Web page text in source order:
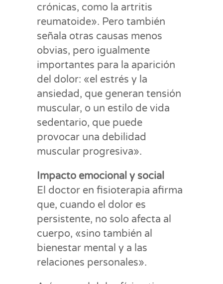
crónicas, como la artritis
reumatoide». Pero también
señala otras causas menos
obvias, pero igualmente
importantes para la aparición
del dolor: «el estrés y la
ansiedad, que generan tensión
muscular, o un estilo de vida
sedentario, que puede
provocar una debilidad
muscular progresiva».
Impacto emocional y social
El doctor en fisioterapia afirma
que, cuando el dolor es
persistente, no solo afecta al
cuerpo, «sino también al
bienestar mental y a las
relaciones personales».